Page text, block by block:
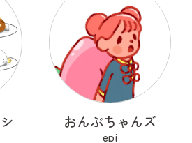
おんぶちゃんズ
epi